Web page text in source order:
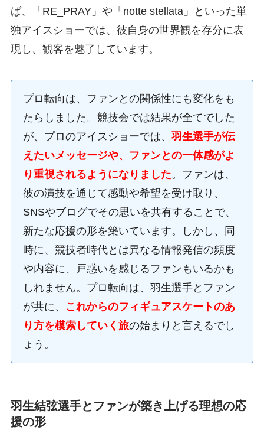
ば、「RE_PRAY」や「notte stellata」といった単
独アイスショーでは、彼自身の世界観を存分に表
現し、観客を魅了しています。
プロ転向は、ファンとの関係性にも変化をも
たらしました。競技会では結果が全てでした
が、プロのアイスショーでは、 羽生選手が伝
えたいメッセージや、ファンとの一体感がよ
り重視されるようになりました。ファンは、
彼の演技を通じて感動や希望を受け取り、
SNSやブログでその思いを共有することで、
新たな応援の形を築いています。しかし、同
時に、競技者時代とは異なる情報発信の頻度
や内容に、戸惑いを感じるファンもいるかも
しれません。プロ転向は、羽生選手とファン
が共に、
これからのフィギュアスケートのあ
り方を模索していく旅の始まりと言えるでし
ょう。
羽生結弦選手とファンが築き上げる理想の応
援の形